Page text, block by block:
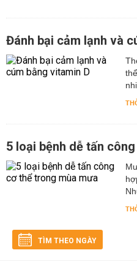
Đánh bại cảm lạnh và
5 loại bệnh dễ tấn
TÌM THEO NGÀY